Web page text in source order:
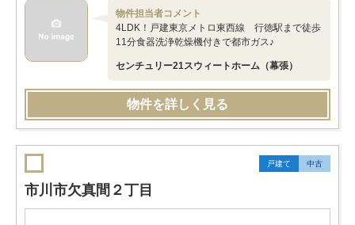
物件担当者コメント
4LDK！戸建東京メトロ東西線 行徳駅まで徒歩
11分食器洗浄乾燥機付きで都市ガス♪
センチュリー21スウィートホーム（幕張）
物件を詳しく見る
戸建て 中古
市川市欠真間２丁目